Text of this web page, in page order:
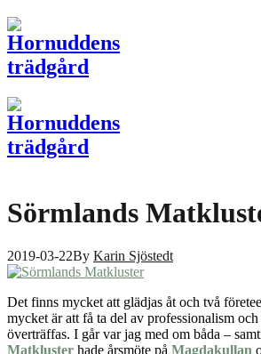
Sörmlands
2019-03-22By Karin Sjöstedt
Det finns mycket att glädjas åt och två
mycket är att få ta del av professionalism
överträffas. I går var jag med om båda –
Matkluster hade årsmöte på Magdakullan